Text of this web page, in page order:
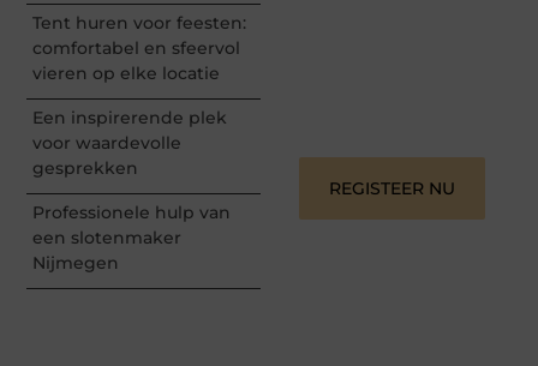
Tent huren voor feesten:
comfortabel en sfeervol
vieren op elke locatie
Een inspirerende plek
voor waardevolle
gesprekken
Professionele hulp van
een slotenmaker
Nijmegen
REGISTEER NU